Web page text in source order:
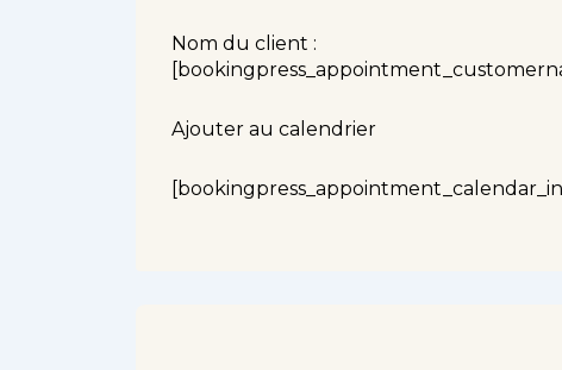
Nom du client :
Ajouter au calendrier